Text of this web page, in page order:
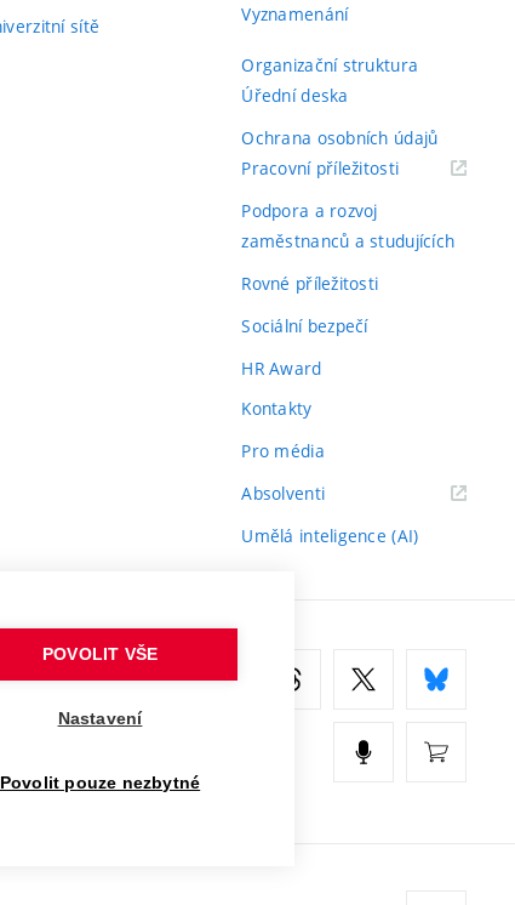
sítě
Vyznamenání
Organizační struktura
Úřední deska
Ochrana osobních údajů
Pracovní příležitosti(externí
Podpora a rozvoj
zaměstnanců a studujících
Rovné příležitosti
Sociální bezpečí
HR Award
Kontakty
Pro média
Absolventi(externí
Umělá inteligence (AI)
POVOLIT VŠE
Nastavení
Povolit pouze nezbytné